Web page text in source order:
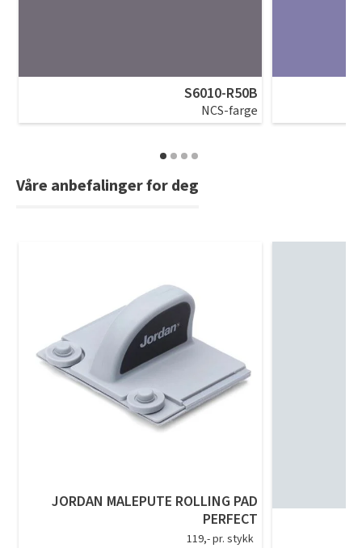
S6010-R50B
NCS-farge
Våre anbefalinger for deg
JORDAN MALEPUTE ROLLING PAD
PERFECT
119,- pr. stykk